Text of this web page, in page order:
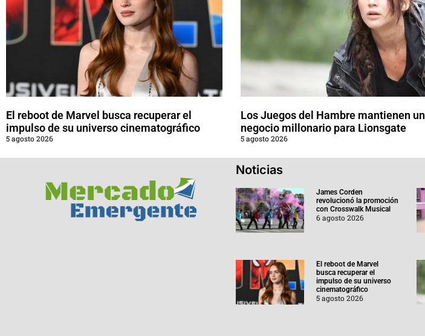
El reboot de Marvel busca recuperar el
impulso de su universo cinematográfico
5 agosto 2026
Los Juegos del Hambre mantienen un
negocio millonario para Lionsgate
5 agosto 2026
Noticias
James Corden
revolucionó la promoción
con Crosswalk Musical
6 agosto 2026
El reboot de Marvel
busca recuperar el
impulso de su universo
cinematográfico
5 agosto 2026